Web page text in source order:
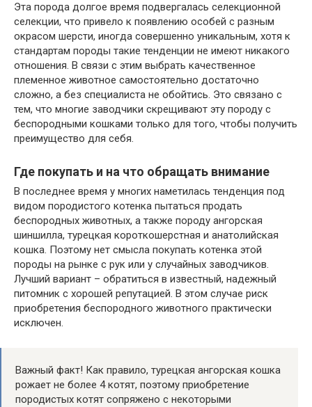
Эта порода долгое время подвергалась селекционной
селекции, что привело к появлению особей с разным
окрасом шерсти, иногда совершенно уникальным, хотя к
стандартам породы такие тенденции не имеют никакого
отношения. В связи с этим выбрать качественное
племенное животное самостоятельно достаточно
сложно, а без специалиста не обойтись. Это связано с
тем, что многие заводчики скрещивают эту породу с
беспородными кошками только для того, чтобы получить
преимущество для себя.
Где покупать и на что обращать внимание
В последнее время у многих наметилась тенденция под
видом породистого котенка пытаться продать
беспородных животных, а также породу ангорская
шиншилла, турецкая короткошерстная и анатолийская
кошка. Поэтому нет смысла покупать котенка этой
породы на рынке с рук или у случайных заводчиков.
Лучший вариант – обратиться в известный, надежный
питомник с хорошей репутацией. В этом случае риск
приобретения беспородного животного практически
исключен.
Важный факт! Как правило, турецкая ангорская кошка
рожает не более 4 котят, поэтому приобретение
породистых котят сопряжено с некоторыми